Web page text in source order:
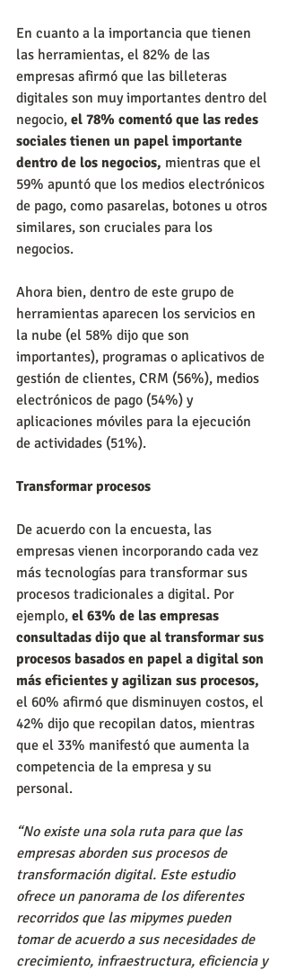
En cuanto a la importancia que tienen
las herramientas, el 82% de las
empresas afirmó que las billeteras
digitales son muy importantes dentro del
negocio, el 78% comentó que las redes
sociales tienen un papel importante
dentro de los negocios, mientras que el
59% apuntó que los medios electrónicos
de pago, como pasarelas, botones u otros
similares, son cruciales para los
negocios.
Ahora bien, dentro de este grupo de
herramientas aparecen los servicios en
la nube (el 58% dijo que son
importantes), programas o aplicativos de
gestión de clientes, CRM (56%), medios
electrónicos de pago (54%) y
aplicaciones móviles para la ejecución
de actividades (51%).
Transformar procesos
De acuerdo con la encuesta, las
empresas vienen incorporando cada vez
más tecnologías para transformar sus
procesos tradicionales a digital. Por
ejemplo, el 63% de las empresas
consultadas dijo que al transformar sus
procesos basados en papel a digital son
más eficientes y agilizan sus procesos,
el 60% afirmó que disminuyen costos, el
42% dijo que recopilan datos, mientras
que el 33% manifestó que aumenta la
competencia de la empresa y su
personal.
“No existe una sola ruta para que las
empresas aborden sus procesos de
transformación digital. Este estudio
ofrece un panorama de los diferentes
recorridos que las mipymes pueden
tomar de acuerdo a sus necesidades de
crecimiento, infraestructura, eficiencia y